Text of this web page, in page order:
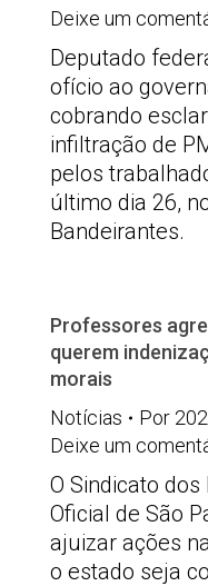
Deixe um
Deputado
ofício ao
cobrando
infiltração de
pelos
último dia 26,
Bandeirantes.
Professores
querem
morais
Notícias
Por
Deixe um
O Sindicato
Oficial de São
ajuizar ações
o estado seja